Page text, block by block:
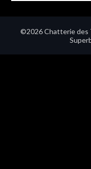
©2026 Chatterie des